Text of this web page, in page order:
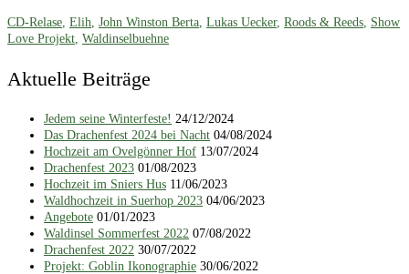
CD-Relase Elih John Winston Berta Lukas Uecker, Roods & Reeds Show
Love Projekt Waldinselbuehne
Aktuelle Beiträge
Jedem seine Winterfeste! 24/12/2024
Das Drachenfest 2024 bei Nacht 04/08/2024
Hochzeit am Ovelgönner Hof 13/07/2024
Drachenfest 2023 01/08/2023
Hochzeit im Sniers Hus 11/06/2023
Waldhochzeit in Suerhop 2023 04/06/2023
Angebote 01/01/2023
Waldinsel Sommerfest 2022 07/08/2022
Drachenfest 2022 30/07/2022
Projekt: Goblin Ikonographie 30/06/2022